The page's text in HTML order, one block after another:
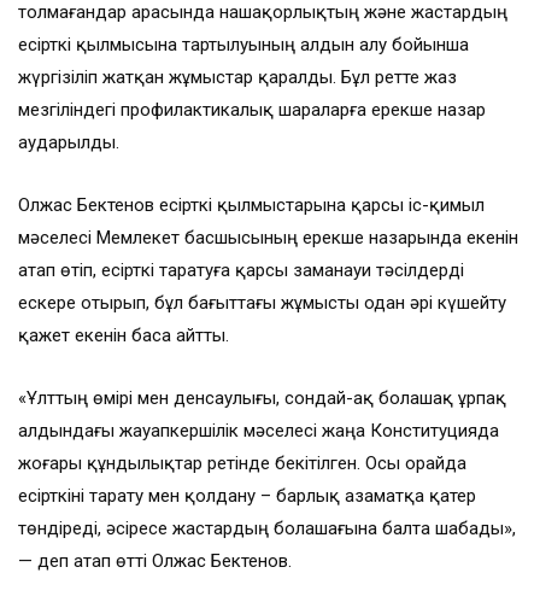
толмағандар арасында нашақорлықтың және жастардың
есірткі қылмысына тартылуының алдын алу бойынша
жүргізіліп жатқан жұмыстар қаралды. Бұл ретте жаз
мезгіліндегі профилактикалық шараларға ерекше назар
аударылды.
Олжас Бектенов есірткі қылмыстарына қарсы іс-қимыл
мәселесі Мемлекет басшысының ерекше назарында екенін
атап өтіп, есірткі таратуға қарсы заманауи тәсілдерді
ескере отырып, бұл бағыттағы жұмысты одан әрі күшейту
қажет екенін баса айтты.
«Ұлттың өмірі мен денсаулығы, сондай-ақ болашақ ұрпақ
алдындағы жауапкершілік мәселесі жаңа Конституцияда
жоғары құндылықтар ретінде бекітілген. Осы орайда
есірткіні тарату мен қолдану – барлық азаматқа қатер
төндіреді, әсіресе жастардың болашағына балта шабады»,
— деп атап өтті Олжас Бектенов.